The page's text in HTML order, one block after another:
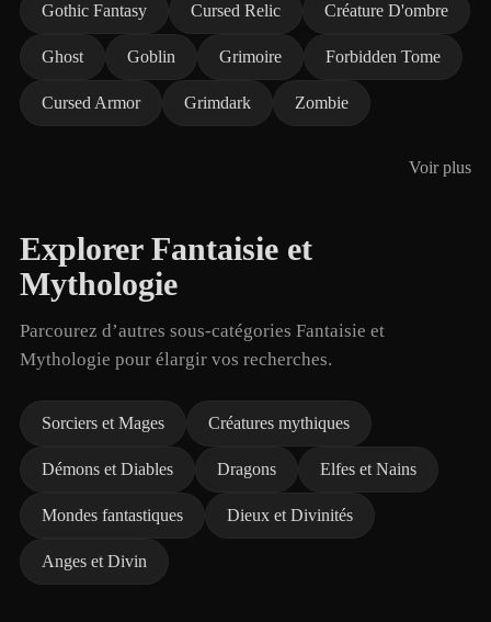
Gothic Fantasy Cursed Relic Créature D'ombre
Ghost Goblin Grimoire Forbidden Tome
Cursed Armor Grimdark Zombie
Voir plus
Explorer Fantaisie et
Mythologie
Parcourez d’autres sous-catégories Fantaisie et
Mythologie pour élargir vos recherches.
Sorciers et Mages Créatures mythiques
Démons et Diables Dragons Elfes et Nains
Mondes fantastiques Dieux et Divinités
Anges et Divin